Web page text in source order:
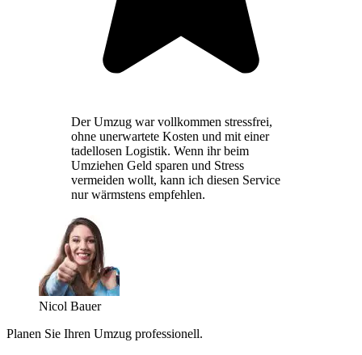
Der Umzug war vollkommen stressfrei,
ohne unerwartete Kosten und mit einer
tadellosen Logistik. Wenn ihr beim
Umziehen Geld sparen und Stress
vermeiden wollt, kann ich diesen Service
nur wärmstens empfehlen.
Nicol Bauer
Planen Sie Ihren Umzug professionell.